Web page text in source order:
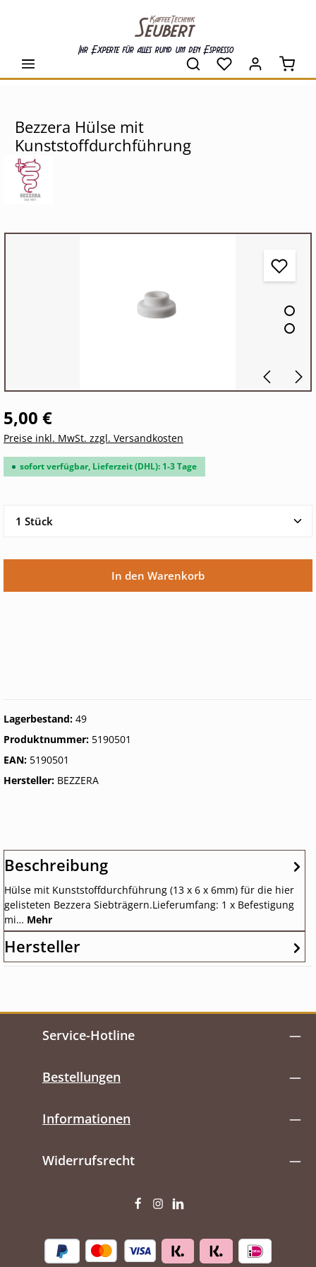
Ihr Experte für alles rund um den Espresso
Bezzera Hülse mit
Kunststoffdurchführung
5,00 €
Preise inkl. MwSt. zzgl. Versandkosten
sofort verfügbar, Lieferzeit (DHL): 1-3 Tage
Produkt Anzahl: Gib den gewünschten Wert ein
In den Warenkorb
Lagerbestand: 49
Produktnummer: 5190501
EAN: 5190501
Hersteller: BEZZERA
Beschreibung
Hülse mit Kunststoffdurchführung (13 x 6 x 6mm) für die hier
gelisteten Bezzera Siebträgern.Lieferumfang: 1 x Befestigung
mi… Mehr
Hersteller
Service-Hotline
Bestellungen
Informationen
Widerrufsrecht